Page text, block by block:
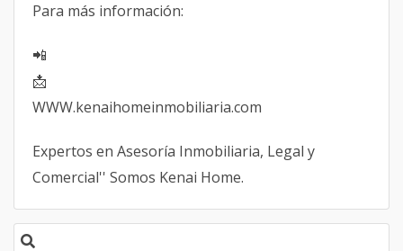
Para más información:
📲
📩
WWW.kenaihomeinmobiliaria.com
Expertos en Asesoría Inmobiliaria, Legal y
Comercial'' Somos Kenai Home.